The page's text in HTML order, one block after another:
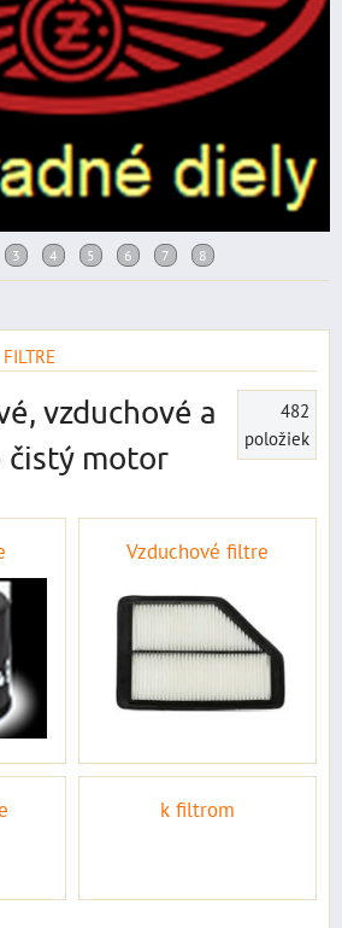
FILTRE
vzduchové a
čistý motor
482
položiek
Vzduchové filtre
k filtrom